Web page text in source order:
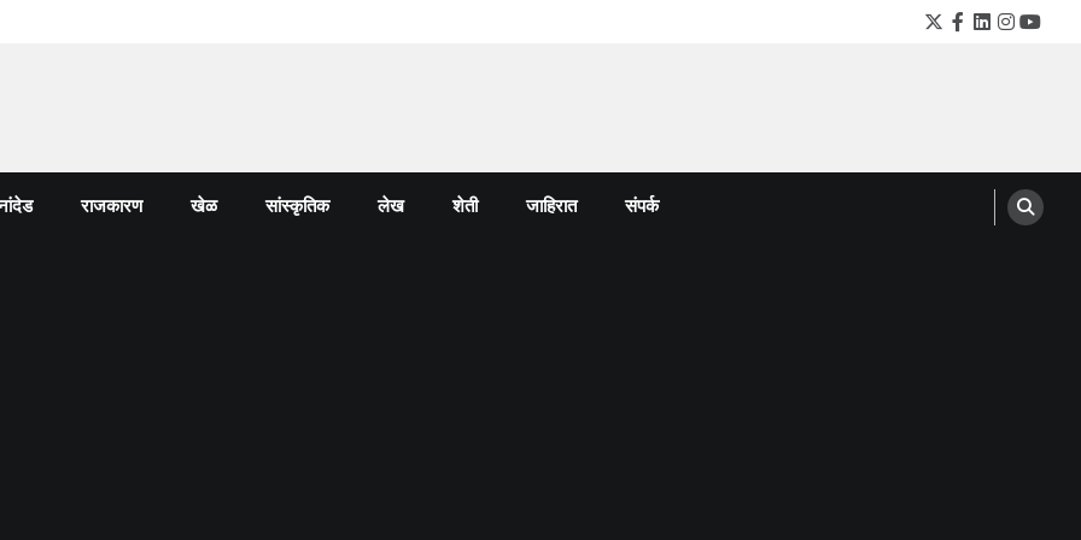
Twitter
Facebook
LinkedIn
राजकारण खेळ सांस्कृतिक लेख शेती जाहिरात संपर्क